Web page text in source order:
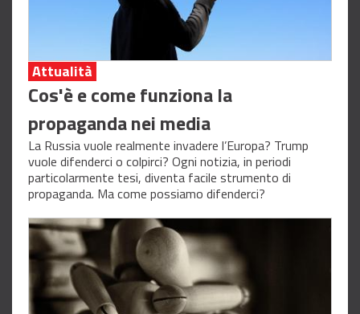
Attualità
Cos'è e come funziona la
propaganda nei media
La Russia vuole realmente invadere l’Europa? Trump
vuole difenderci o colpirci? Ogni notizia, in periodi
particolarmente tesi, diventa facile strumento di
propaganda. Ma come possiamo difenderci?